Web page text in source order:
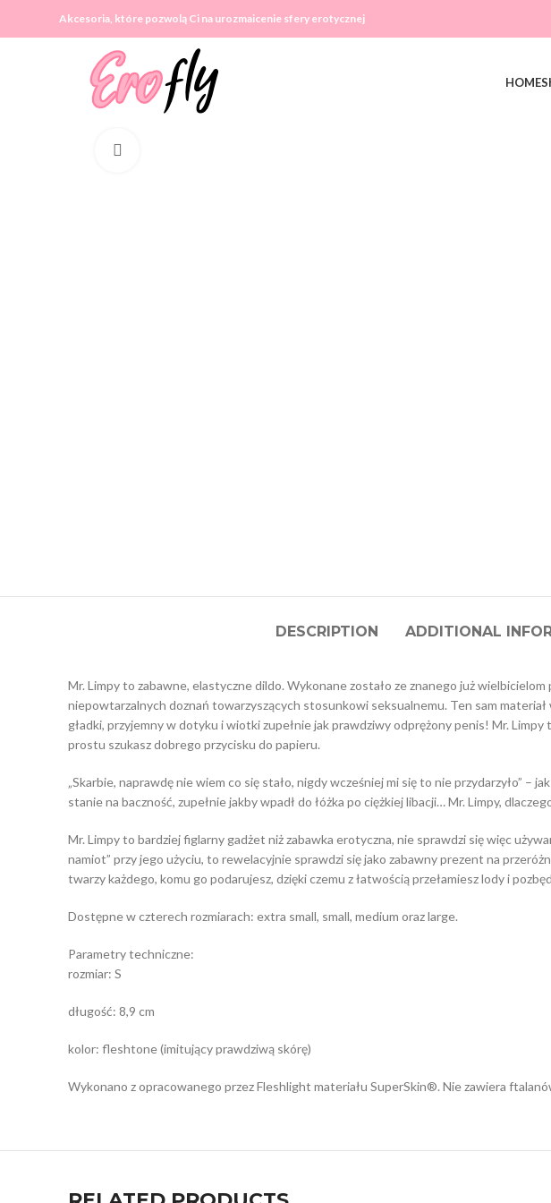
Akcesoria, które pozwolą Ci na urozmaicenie sfery erotycznej
HOME
DESCRIPTION ADDITIONAL
Mr. Limpy to zabawne, elastyczne dildo. Wykonane zostało ze znanego już
niepowtarzalnych doznań towarzyszących stosunkowi seksualnemu. Ten sam
gładki, przyjemny w dotyku i wiotki zupełnie jak prawdziwy odprężony penis! Mr.
prostu szukasz dobrego przycisku do papieru.
„Skarbie, naprawdę nie wiem co się stało, nigdy wcześniej mi się to nie przydarzyło” –
stanie na baczność, zupełnie jakby wpadł do łóżka po ciężkiej libacji… Mr. Limpy,
Mr. Limpy to bardziej figlarny gadżet niż zabawka erotyczna, nie sprawdzi się więc
namiot” przy jego użyciu, to rewelacyjnie sprawdzi się jako zabawny prezent na
twarzy każdego, komu go podarujesz, dzięki czemu z łatwością przełamiesz lody i
Dostępne w czterech rozmiarach: extra small, small, medium oraz large.
Parametry techniczne:
rozmiar: S
długość: 8,9 cm
kolor: fleshtone (imitujący prawdziwą skórę)
Wykonano z opracowanego przez Fleshlight materiału SuperSkin®. Nie zawiera